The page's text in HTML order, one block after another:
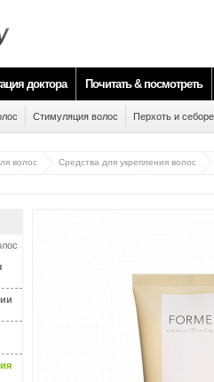
доктора Почитать & посмотреть
Стимуляция волос Перхоть и
волос Средства для укрепления волос